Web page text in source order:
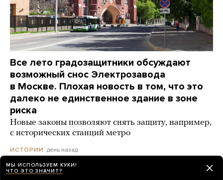
Все лето градозащитники обсуждают
возможный снос Электрозавода
в Москве. Плохая новость в том, что это
далеко не единственное здание в зоне
риска
Новые законы позволяют снять защиту, например,
с исторических станций метро
ИСТОРИИ день назад
МЫ ИСПОЛЬЗУЕМ КУКИ!
ЧТО ЭТО ЗНАЧИТ?